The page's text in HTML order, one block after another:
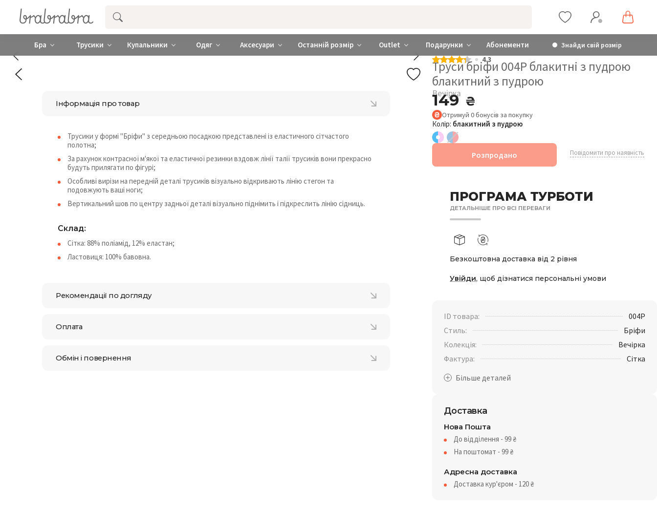
Купити нижню жіночу білизну ❤️ brabrabra ❤️ Київ та Україна
Бра Трусики Купальники Одяг Аксесуари Останній розмір Outlet Подарунки Абонементи Знайди свій розмір
4.3
Труси бріфи 004P блакитні з пудрою
блакитний з пудрою
Вечірка
149 ₴
Отримуй 0бонусів за покупку
Колір: блакитний з пудрою
Розпродано Повідомити про наявність
ПРОГРАМА ТУРБОТИ
ДЕТАЛЬНІШЕ ПРО ВСІ ПЕРЕВАГИ
Безкоштовна доставка від 2 рівня
Увійди, щоб дізнатися персональні умови
ID товара:
004P
Стиль:
Бріфи
Колекція:
Вечірка
Фактура:
Сітка
Доставка
Нова Пошта
До відділення - 99₴
На поштомат - 99₴
Адресна доставка
Доставка кур'єром - 120₴
Інформація про товар
Трусики у формі "Бріфи" з середньою посадкою представлені із еластичного сітчастого
полотна;
За рахунок контрасної м'якої та еластичної резинки вздовж лінії талії трусиків вони прекрасно
будуть прилягати по фігурі;
Особливі вирізи на передній деталі трусиків візуально відкривають лінію стегон та
подовжують ваші ноги;
Вертикальний шов по центру задньої деталі візуально піднімить і підкреслить лінію сідниць.
Склад:
Сітка: 88% поліамід, 12% еластан;
Ластовиця: 100% бавовна.
Рекомендації по догляду
Оплата
Обмін і повернення